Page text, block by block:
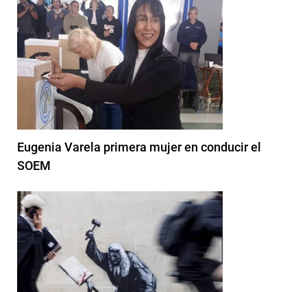
Eugenia Varela primera mujer en conducir el
SOEM